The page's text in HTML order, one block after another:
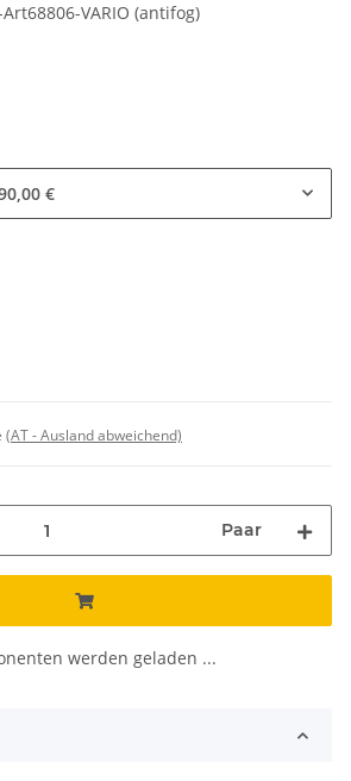
VARIO (antifog)
€
(AT - Ausland abweichend)
Paar
werden geladen ...